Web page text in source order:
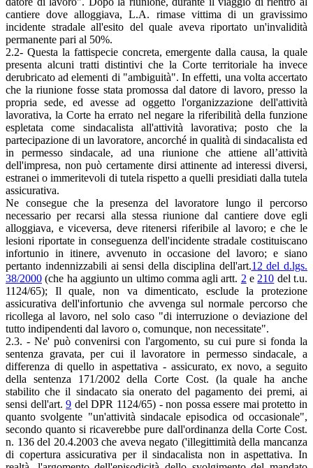
cantiere dove alloggiava, L.A. rimase vittima di un gravissimo
incidente stradale all'esito del quale aveva riportato un'invalidità
permanente pari al 50%.
2.2- Questa la fattispecie concreta, emergente dalla causa, la quale
presenta alcuni tratti distintivi che la Corte territoriale ha invece
derubricato ad elementi di "ambiguità". In effetti, una volta accertato
che la riunione fosse stata promossa dal datore di lavoro, presso la
propria sede, ed avesse ad oggetto l'organizzazione dell'attività
lavorativa, la Corte ha errato nel negare la riferibilità della funzione
espletata come sindacalista all'attività lavorativa; posto che la
partecipazione di un lavoratore, ancorché in qualità di sindacalista ed
in permesso sindacale, ad una riunione che attiene all’attività
dell'impresa, non può certamente dirsi attinente ad interessi diversi,
estranei o immeritevoli di tutela rispetto a quelli presidiati dalla tutela
assicurativa.
Ne consegue che la presenza del lavoratore lungo il percorso
necessario per recarsi alla stessa riunione dal cantiere dove egli
alloggiava, e viceversa, deve ritenersi riferibile al lavoro; e che le
lesioni riportate in conseguenza dell'incidente stradale costituiscano
infortunio in itinere, avvenuto in occasione del lavoro; e siano
pertanto indennizzabili ai sensi della disciplina dell'art.12 del d.lgs.
38/2000 (che ha aggiunto un ultimo comma agli artt. 2 e 210 del t.u.
1124/65); Il quale, non va dimenticato, esclude la protezione
assicurativa dell'infortunio che avvenga sul normale percorso che
ricollega al lavoro, nel solo caso "di interruzione o deviazione del
tutto indipendenti dal lavoro o, comunque, non necessitate".
2.3. - Ne' può convenirsi con l'argomento, su cui pure si fonda la
sentenza gravata, per cui il lavoratore in permesso sindacale, a
differenza di quello in aspettativa - assicurato, ex novo, a seguito
della sentenza 171/2002 della Corte Cost. (la quale ha anche
stabilito che il sindacato sia onerato del pagamento dei premi, ai
sensi dell'art.9 del DPR 1124/65) - non possa essere mai protetto in
quanto svolgente "un'attività sindacale episodica od occasionale",
secondo quanto si ricaverebbe pure dall'ordinanza della Corte Cost.
n. 136 del 20.4.2003 che aveva negato ('illegittimità della mancanza
di copertura assicurativa per il sindacalista non in aspettativa. In